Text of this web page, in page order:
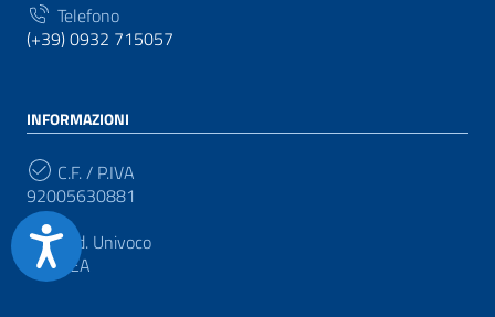
Accessibilità
Telefono
(+39) 0932 715057
INFORMAZIONI
C.F. / P.IVA
92005630881
Cod. Univoco
UFGOEA